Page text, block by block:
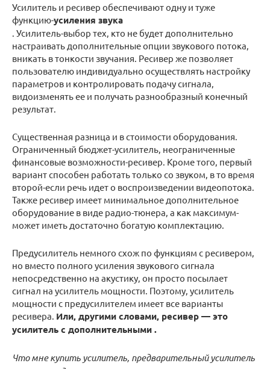
Усилитель и ресивер обеспечивают одну и туже
функцию-усиления звука
. Усилитель-выбор тех, кто не будет дополнительно
настраивать дополнительные опции звукового потока,
вникать в тонкости звучания. Ресивер же позволяет
пользователю индивидуально осуществлять настройку
параметров и контролировать подачу сигнала,
видоизменять ее и получать разнообразный конечный
результат.
Существенная разница и в стоимости оборудования.
Ограниченный бюджет-усилитель, неограниченные
финансовые возможности-ресивер. Кроме того, первый
вариант способен работать только со звуком, в то время
второй-если речь идет о воспроизведении видеопотока.
Также ресивер имеет минимальное дополнительное
оборудование в виде радио-тюнера, а как максимум-
может иметь достаточно богатую комплектацию.
Предусилитель немного схож по функциям с ресивером,
но вместо полного усиления звукового сигнала
непосредственно на акустику, он просто посылает
сигнал на усилитель мощности. Поэтому, усилитель
мощности с предусилителем имеет все варианты
ресивера. Или, другими словами, ресивер — это
усилитель с дополнительными .
Что мне купить усилитель, предварительный усилитель